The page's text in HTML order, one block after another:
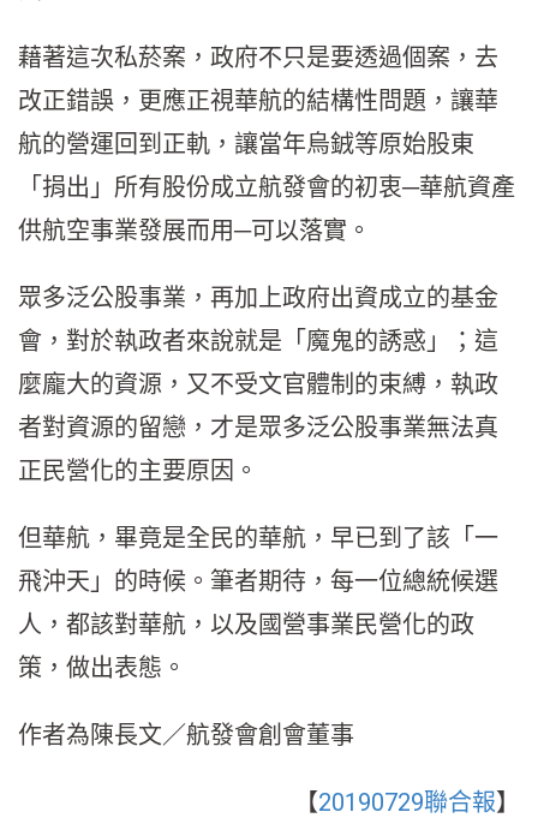
藉著這次私菸案，政府不只是要透過個案，去
改正錯誤，更應正視華航的結構性問題，讓華
航的營運回到正軌，讓當年烏銊等原始股東
「捐出」所有股份成立航發會的初衷─華航資產
供航空事業發展而用─可以落實。
眾多泛公股事業，再加上政府出資成立的基金
會，對於執政者來說就是「魔鬼的誘惑」；這
麼龐大的資源，又不受文官體制的束縛，執政
者對資源的留戀，才是眾多泛公股事業無法真
正民營化的主要原因。
但華航，畢竟是全民的華航，早已到了該「一
飛沖天」的時候。筆者期待，每一位總統候選
人，都該對華航，以及國營事業民營化的政
策，做出表態。
作者為陳長文／航發會創會董事
【20190729聯合報】